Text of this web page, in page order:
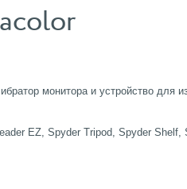
монитора и устройство для
EZ, Spyder Tripod, Spyder Shelf,